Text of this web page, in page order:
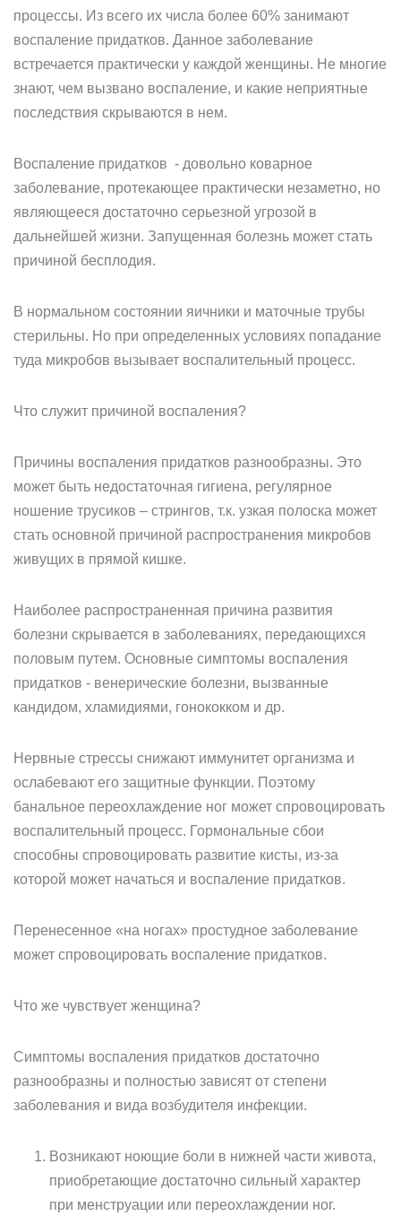
процессы. Из всего их числа более 60% занимают
воспаление придатков. Данное заболевание
встречается практически у каждой женщины. Не многие
знают, чем вызвано воспаление, и какие неприятные
последствия скрываются в нем.
Воспаление придатков - довольно коварное
заболевание, протекающее практически незаметно, но
являющееся достаточно серьезной угрозой в
дальнейшей жизни. Запущенная болезнь может стать
причиной бесплодия.
В нормальном состоянии яичники и маточные трубы
стерильны. Но при определенных условиях попадание
туда микробов вызывает воспалительный процесс.
Что служит причиной воспаления?
Причины воспаления придатков разнообразны. Это
может быть недостаточная гигиена, регулярное
ношение трусиков – стрингов, т.к. узкая полоска может
стать основной причиной распространения микробов
живущих в прямой кишке.
Наиболее распространенная причина развития
болезни скрывается в заболеваниях, передающихся
половым путем. Основные симптомы воспаления
придатков - венерические болезни, вызванные
кандидом, хламидиями, гонококком и др.
Нервные стрессы снижают иммунитет организма и
ослабевают его защитные функции. Поэтому
банальное переохлаждение ног может спровоцировать
воспалительный процесс. Гормональные сбои
способны спровоцировать развитие кисты, из-за
которой может начаться и воспаление придатков.
Перенесенное «на ногах» простудное заболевание
может спровоцировать воспаление придатков.
Что же чувствует женщина?
Симптомы воспаления придатков достаточно
разнообразны и полностью зависят от степени
заболевания и вида возбудителя инфекции.
Возникают ноющие боли в нижней части живота,
приобретающие достаточно сильный характер
при менструации или переохлаждении ног.